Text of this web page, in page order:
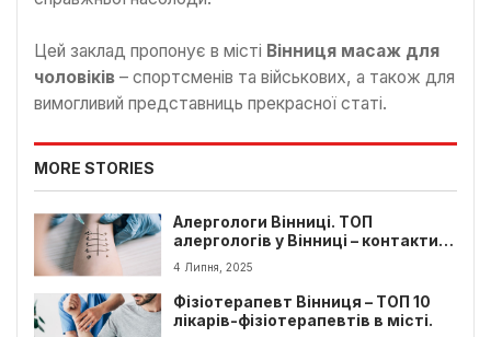
Цей заклад пропонує в місті Вінниця масаж для
чоловіків – спортсменів та військових, а також для
вимогливий представниць прекрасної статі.
MORE STORIES
Алергологи Вінниці. ТОП
алергологів у Вінниці – контакти,
відгуки
4 Липня, 2025
Фізіотерапевт Вінниця – ТОП 10
лікарів-фізіотерапевтів в місті.